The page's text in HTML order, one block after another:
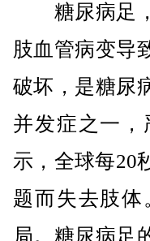
糖尿病足，
肢血管病变导
破坏，是糖尿
并发症之一
示，全球每20
题而失去肢
局。糖尿病足